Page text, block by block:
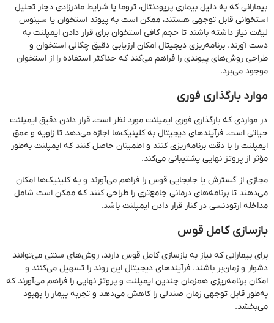
بیمارانی که به دلیل بیماری پریودنتال، تروما یا شرایط مادرزادی دچار تحلیل
استخوانی قابل توجهی هستند، ممکن است به پیوند استخوان یا سینوس
لیفت نیاز داشته باشند تا حجم کافی استخوان برای قرار دادن ایمپلنت به
دست آورند. برنامه‌ریزی دیجیتال امکان ارزیابی دقیق چگالی استخوان و
طراحی روش‌های پیوندی را فراهم می‌کند که حداکثر استفاده را از استخوان
موجود می‌برد.
موارد بارگذاری فوری
در مواردی که بارگذاری فوری ایمپلنت مورد نظر است، قرار دادن دقیق ایمپلنت
حیاتی است. فرآیندهای دیجیتال به کلینیک‌ها اجازه می‌دهد تا زاویه و عمق
ایمپلنت را با دقت برنامه‌ریزی کنند و اطمینان حاصل کنند که ایمپلنت به‌طور
مؤثر از پروتز نهایی پشتیبانی می‌کند.
مجازی از گسترش یا جابجایی قوس را فراهم می‌آورند و به کلینیک‌ها امکان
می‌دهند تا برنامه‌های درمانی جامع‌تری را طراحی کنند که ممکن است شامل
مداخله ارتودنسی در کنار قرار دادن ایمپلنت باشد.
بازسازی کامل قوس
برای بیمارانی که نیاز به بازسازی کامل قوس دارند، روش‌های سنتی می‌توانند
دشوار و زمان‌بر باشند. فرآیندهای دیجیتال این روند را تسهیل می‌کنند و
امکان برنامه‌ریزی همزمان چندین ایمپلنت و پروتز نهایی را فراهم می‌آورند که
به‌طور قابل توجهی زمان صندلی را کاهش می‌دهد و تجربه بیمار را بهبود
می‌بخشد.